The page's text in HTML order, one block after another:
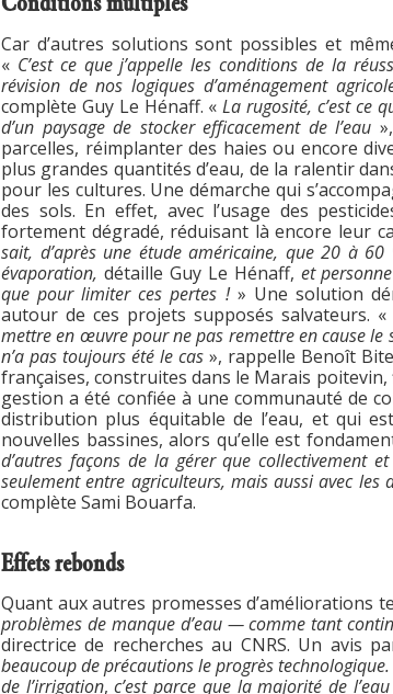
Car d’autres solutions sont possibles et
« C’est ce que j’appelle les conditions de la
révision de nos logiques d’aménagement
complète Guy Le Hénaff. «La rugosité, c’est ce
d’un paysage de stocker efficacement de l’eau
parcelles, réimplanter des haies ou encore
plus grandes quantités d’eau, de la ralentir
pour les cultures. Une démarche qui
des sols. En effet, avec l’usage des
fortement dégradé, réduisant là encore leur
sait, d’après une étude américaine, que 20 à
évaporation, détaille Guy Le Hénaff, et
que pour limiter ces pertes !» Une solution
autour de ces projets supposés salvateurs. «
mettre en œuvre pour ne pas remettre en cause le
n’a pas toujours été le cas », rappelle Benoît
françaises, construites dans le Marais
gestion a été confiée à une communauté de
distribution plus équitable de l’eau, et qui
nouvelles bassines, alors qu’elle est
d’autres façons de la gérer que collectivement
seulement entre agriculteurs, mais aussi avec
complète Sami Bouarfa.
Effets rebonds
Quant aux autres promesses d’améliorations
problèmes de manque d’eau — comme tant
directrice de recherches au CNRS. Un avis
beaucoup de précautions le progrès technologique.
de l’irrigation, c’est parce que la majorité de